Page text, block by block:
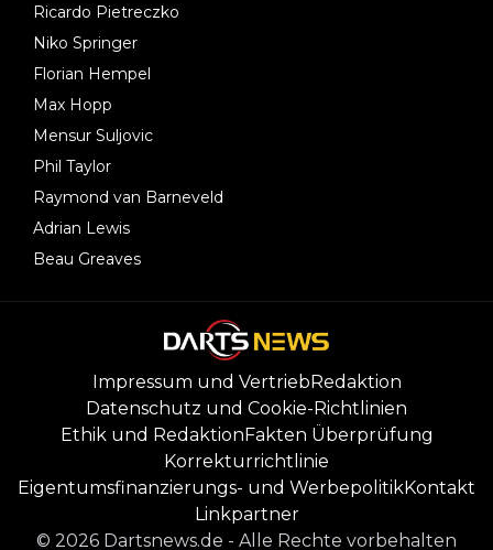
Ricardo Pietreczko
Niko Springer
Florian Hempel
Max Hopp
Mensur Suljovic
Phil Taylor
Raymond van Barneveld
Adrian Lewis
Beau Greaves
Impressum und Vertrieb Redaktion
Datenschutz und Cookie-Richtlinien
Ethik und Redaktion Fakten Überprüfung
Korrekturrichtlinie
Eigentumsfinanzierungs- und WerbepolitikKontakt
Linkpartner
© 2026 Dartsnews.de - Alle Rechte vorbehalten